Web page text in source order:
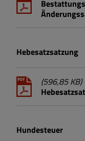
Hebesatzsatzung
(596,85 KB)
Hundesteuer